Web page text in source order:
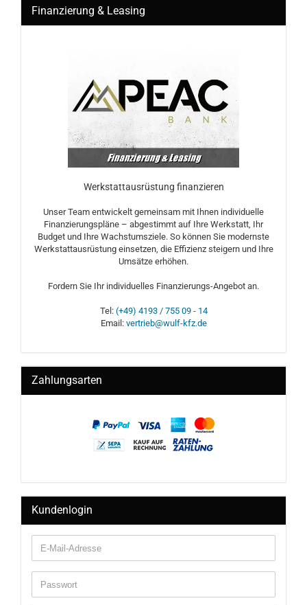
Finanzierung & Leasing
Werkstattausrüstung finanzieren
Unser Team entwickelt gemeinsam mit Ihnen individuelle
Finanzierungspläne – abgestimmt auf Ihre Werkstatt, Ihr
Budget und Ihre Wachstumsziele. So können Sie modernste
Werkstattausrüstung einsetzen, die Effizienz steigern und Ihre
Umsätze erhöhen.
Fordern Sie Ihr individuelles Finanzierungs-Angebot an.
Tel: (+49) 4193 / 755 09 - 14
Email: vertrieb@wulf-kfz.de
Zahlungsarten
Kundenlogin